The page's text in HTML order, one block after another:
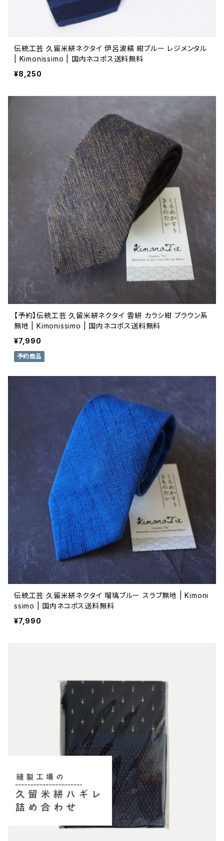
伝統工芸 久留米絣ネクタイ 伊呂波縞 紺ブルー レジメンタル
| Kimonissimo | 国内ネコポス送料無料
¥8,250
【予約】伝統工芸 久留米絣ネクタイ 雲絣 カラシ紺 ブラウン系
無地 | Kimonissimo | 国内ネコポス送料無料
¥7,990
予約商品
伝統工芸 久留米絣ネクタイ 瑠璃ブルー スラブ無地 | Kimoni
ssimo | 国内ネコポス送料無料
¥7,990